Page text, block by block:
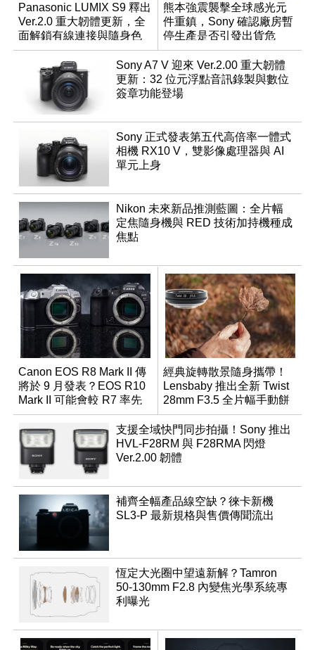
Panasonic LUMIX S9 釋出
Ver.2.0 重大韌體更新，全
面解鎖有線連接與隨身色
調編輯
熊本強震襲擊全球感光元
件重鎮，Sony 確認廠房暫
停生產是否引發出貨危
機？
Sony A7 V 迎來 Ver.2.00 重大韌體
更新：32 位元浮點音訊錄製與數位
簽章功能登場
Sony 正式發表第五代高倍率一體式
相機 RX10 V，雙影像處理器與 AI
單元上身
Nikon 未來新品推測藍圖：全片幅
定焦隨身機與 RED 技術加持機種成
焦點
Canon EOS R8 Mark II 傳
將於 9 月發表？EOS R10
Mark II 可能會較 R7 率先
推出
經典旋轉散景隨身攜帶！
Lensbaby 推出全新 Twist
28mm F3.5 全片幅手動餅
乾鏡
支援全域快門同步拍攝！Sony 推出
HVL-F28RM 與 F28RMA 閃燈
Ver.2.00 韌體
補齊全幅產品線空缺？徠卡新機
SL3-P 最新規格與售價傳聞流出
恆定大光圈中望遠新解？Tamron
50-130mm F2.8 內變焦光學系統專
利曝光